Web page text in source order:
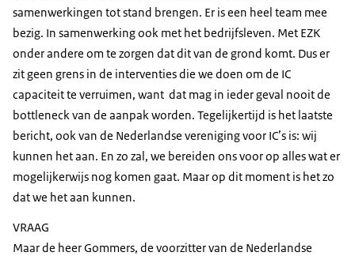
samenwerkingen tot stand brengen. Er is een heel team mee
bezig. In samenwerking ook met het bedrijfsleven. Met EZK
onder andere om te zorgen dat dit van de grond komt. Dus er
zit geen grens in de interventies die we doen om de IC
capaciteit te verruimen, want dat mag in ieder geval nooit de
bottleneck van de aanpak worden. Tegelijkertijd is het laatste
bericht, ook van de Nederlandse vereniging voor IC’s is: wij
kunnen het aan. En zo zal, we bereiden ons voor op alles wat er
mogelijkerwijs nog komen gaat. Maar op dit moment is het zo
dat we het aan kunnen.
VRAAG
Maar de heer Gommers, de voorzitter van de Nederlandse